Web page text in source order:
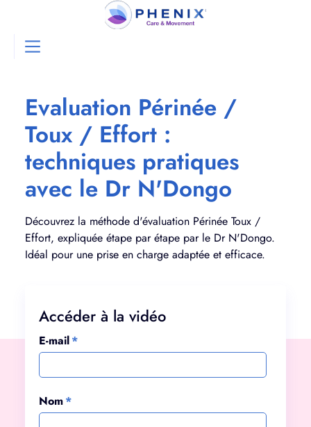
Evaluation Périnée /
Toux / Effort :
techniques pratiques
avec le Dr N'Dongo
Découvrez la méthode d'évaluation Périnée Toux /
Effort, expliquée étape par étape par le Dr N'Dongo.
Idéal pour une prise en charge adaptée et efficace.
Accéder à la vidéo
E-mail*
Nom*